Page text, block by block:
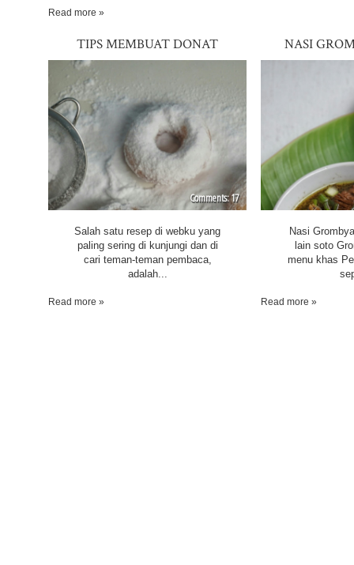
Read more »
TIPS MEMBUAT DONAT
KENTANG TANPA DI ULENI
Salah satu resep di webku yang
paling sering di kunjungi dan di
cari teman-teman pembaca,
adalah...
17
Read more »
NASI
Nasi
lain soto
menu khas
Read more »